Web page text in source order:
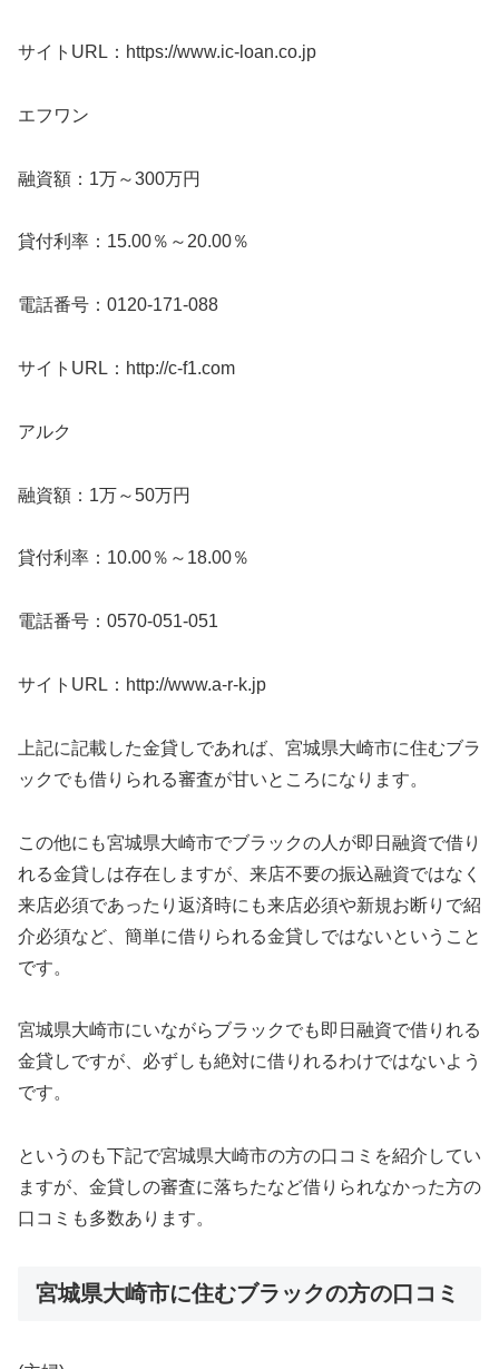
サイトURL：https://www.ic-loan.co.jp
エフワン
融資額：1万～300万円
貸付利率：15.00％～20.00％
電話番号：0120-171-088
サイトURL：http://c-f1.com
アルク
融資額：1万～50万円
貸付利率：10.00％～18.00％
電話番号：0570-051-051
サイトURL：http://www.a-r-k.jp
上記に記載した金貸しであれば、宮城県大崎市に住むブラ
ックでも借りられる審査が甘いところになります。
この他にも宮城県大崎市でブラックの人が即日融資で借り
れる金貸しは存在しますが、来店不要の振込融資ではなく
来店必須であったり返済時にも来店必須や新規お断りで紹
介必須など、簡単に借りられる金貸しではないということ
です。
宮城県大崎市にいながらブラックでも即日融資で借りれる
金貸しですが、必ずしも絶対に借りれるわけではないよう
です。
というのも下記で宮城県大崎市の方の口コミを紹介してい
ますが、金貸しの審査に落ちたなど借りられなかった方の
口コミも多数あります。
宮城県大崎市に住むブラックの方の口コミ